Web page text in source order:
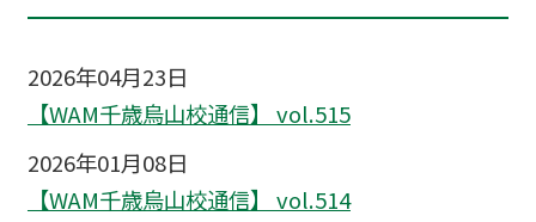
2026年04月23日
【WAM千歳烏山校通信】 vol.515
2026年01月08日
【WAM千歳烏山校通信】 vol.514